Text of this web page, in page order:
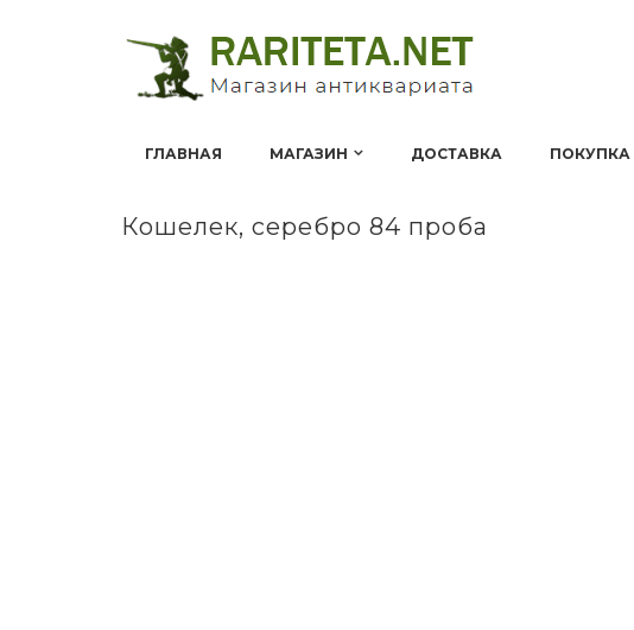
ГЛАВНАЯ МАГАЗИН ДОСТАВКА ПОКУПКА
Кошелек, серебро 84 проба